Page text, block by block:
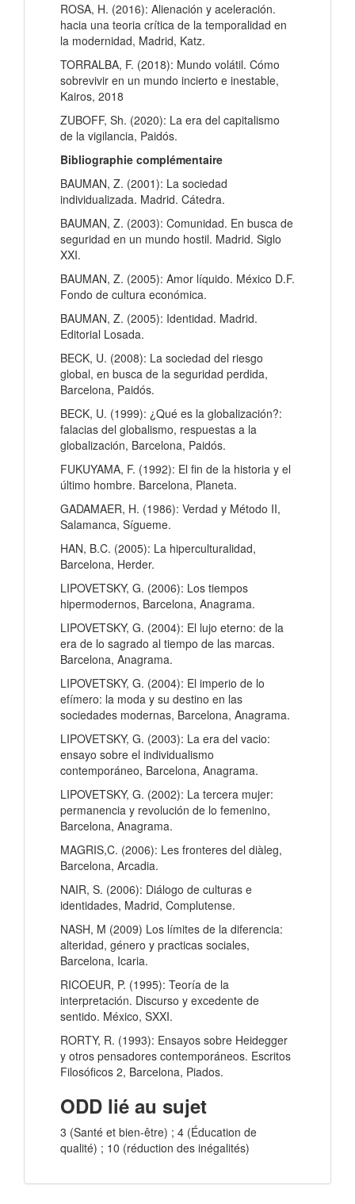
ROSA, H. (2016): Alienación y aceleración.
hacia una teoria crítica de la temporalidad en
la modernidad, Madrid, Katz.
TORRALBA, F. (2018): Mundo volátil. Cómo
sobrevivir en un mundo incierto e inestable,
Kairos, 2018
ZUBOFF, Sh. (2020): La era del capitalismo
de la vigilancia, Paidós.
Bibliographie complémentaire
BAUMAN, Z. (2001): La sociedad
individualizada. Madrid. Cátedra.
BAUMAN, Z. (2003): Comunidad. En busca de
seguridad en un mundo hostil. Madrid. Siglo
XXI.
BAUMAN, Z. (2005): Amor líquido. México D.F.
Fondo de cultura económica.
BAUMAN, Z. (2005): Identidad. Madrid.
Editorial Losada.
BECK, U. (2008): La sociedad del riesgo
global, en busca de la seguridad perdida,
Barcelona, Paidós.
BECK, U. (1999): ¿Qué es la globalización?:
falacias del globalismo, respuestas a la
globalización, Barcelona, Paidós.
FUKUYAMA, F. (1992): El fin de la historia y el
último hombre. Barcelona, Planeta.
GADAMAER, H. (1986): Verdad y Método II,
Salamanca, Sígueme.
HAN, B.C. (2005): La hiperculturalidad,
Barcelona, Herder.
LIPOVETSKY, G. (2006): Los tiempos
hipermodernos, Barcelona, Anagrama.
LIPOVETSKY, G. (2004): El lujo eterno: de la
era de lo sagrado al tiempo de las marcas.
Barcelona, Anagrama.
LIPOVETSKY, G. (2004): El imperio de lo
efímero: la moda y su destino en las
sociedades modernas, Barcelona, Anagrama.
LIPOVETSKY, G. (2003): La era del vacio:
ensayo sobre el individualismo
contemporáneo, Barcelona, Anagrama.
LIPOVETSKY, G. (2002): La tercera mujer:
permanencia y revolución de lo femenino,
Barcelona, Anagrama.
MAGRIS,C. (2006): Les fronteres del diàleg,
Barcelona, Arcadia.
NAIR, S. (2006): Diálogo de culturas e
identidades, Madrid, Complutense.
NASH, M (2009) Los límites de la diferencia:
alteridad, género y practicas sociales,
Barcelona, Icaria.
RICOEUR, P. (1995): Teoría de la
interpretación. Discurso y excedente de
sentido. México, SXXI.
RORTY, R. (1993): Ensayos sobre Heidegger
y otros pensadores contemporáneos. Escritos
Filosóficos 2, Barcelona, Piados.
ODD lié au sujet
3 (Santé et bien-être) ; 4 (Éducation de
qualité) ; 10 (réduction des inégalités)